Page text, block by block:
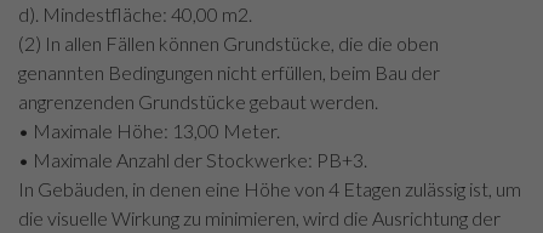
d). Mindestfläche: 40,00 m2.
(2) In allen Fällen können Grundstücke, die die oben
genannten Bedingungen nicht erfüllen, beim Bau der
angrenzenden Grundstücke gebaut werden.
• Maximale Höhe: 13,00 Meter.
• Maximale Anzahl der Stockwerke: PB+3.
In Gebäuden, in denen eine Höhe von 4 Etagen zulässig ist, um
die visuelle Wirkung zu minimieren, wird die Ausrichtung der